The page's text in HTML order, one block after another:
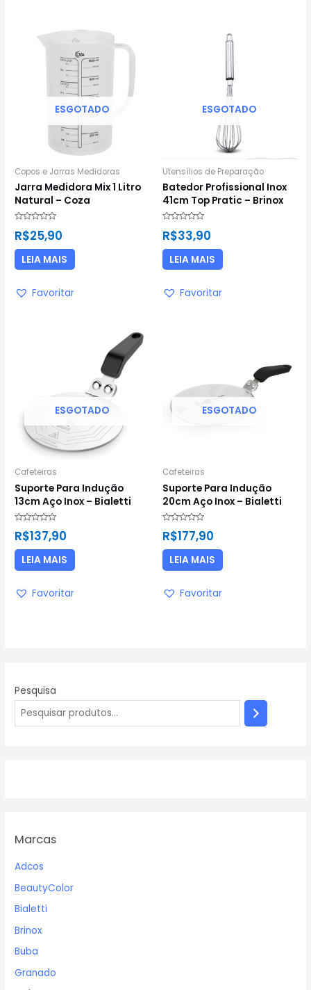
Pesquisa
Marcas
Adcos
BeautyColor
Bialetti
Brinox
Buba
Granado
ESGOTADO
Copos e Jarras Medidoras
Jarra Medidora Mix 1 Litro
Natural – Coza
0
5
R$25,90
LEIA MAIS
Favoritar
ESGOTADO
Utensílios de Preparação
Batedor Profissional Inox
41cm Top Pratic – Brinox
0
5
R$33,90
LEIA MAIS
Favoritar
ESGOTADO
Cafeteiras
Suporte Para Indução
13cm Aço Inox – Bialetti
0
5
R$137,90
LEIA MAIS
Favoritar
ESGOTADO
Cafeteiras
Suporte Para Indução
20cm Aço Inox – Bialetti
0
5
R$177,90
LEIA MAIS
Favoritar